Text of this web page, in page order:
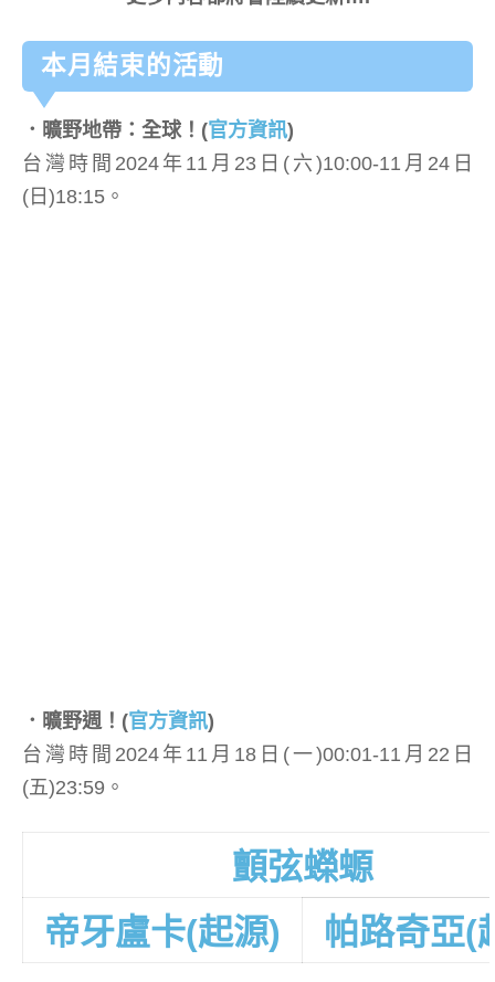
本月結束的活動
．曠野地帶：全球！ (官方資訊)
台灣時間2024年11月23日(六)10:00-11月24日
(日)18:15。
．曠野週！ (官方資訊)
台灣時間2024年11月18日(一)00:01-11月22日
(五)23:59。
顫弦蠑螈
帝牙盧卡(起源)
帕路奇亞(